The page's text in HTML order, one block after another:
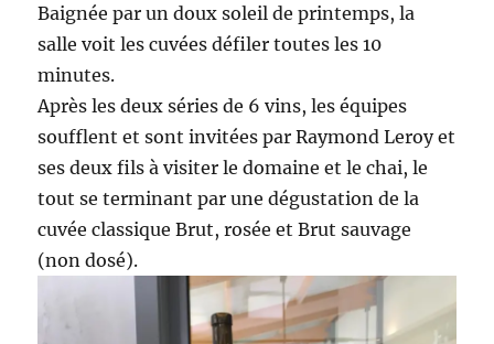
Baignée par un doux soleil de printemps, la
salle voit les cuvées défiler toutes les 10
minutes.
Après les deux séries de 6 vins, les équipes
soufflent et sont invitées par Raymond Leroy et
ses deux fils à visiter le domaine et le chai, le
tout se terminant par une dégustation de la
cuvée classique Brut, rosée et Brut sauvage
(non dosé).